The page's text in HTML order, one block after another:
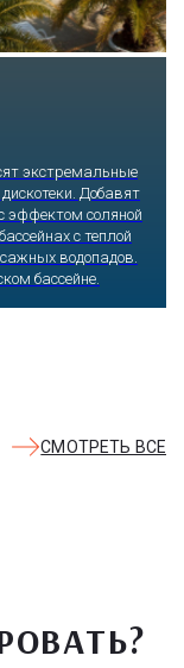
экстремальные
Добавят
эффектом соляной
с теплой
водопадов.
бассейне.
СМОТРЕТЬ ВСЕ